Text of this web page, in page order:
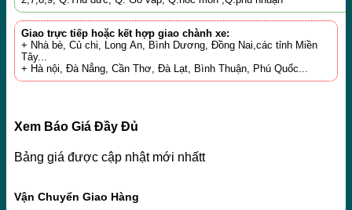
Giao trực tiếp hoặc kết hợp giao chành xe:
+ Nhà bè, Củ chi, Long An, Bình Dương, Đồng Nai,các tỉnh Miền
Tây...
+ Hà nội, Đà Nẳng, Cần Thơ, Đà Lạt, Bình Thuận, Phú Quốc...
Xem Báo Giá Đầy Đủ
Bảng giá được cập nhật mới nhấtt
Vận Chuyển Giao Hàng